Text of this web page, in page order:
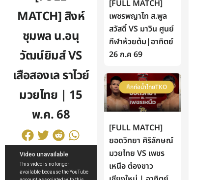
MATCH] สิงห์
ชุมพล น.อนุ
วัฒน์ยิมส์ VS
เสือสองเล ราไวย์
มวยไทย | 15
พ.ค. 68
[FULL MATCH]
เพชรพญาไท ส.พูล
สวัสดิ์ VS มาวิน ศูนย์
กีฬาห้วยต้ม|อาทิตย์
26 ก.ค 69
ศึกท่อน้ำไทยTKO
[FULL MATCH]
ยอดวิทยา ศิริลักษณ์
มวยไทย VS เพชร
เหนือ ต๋องขาว